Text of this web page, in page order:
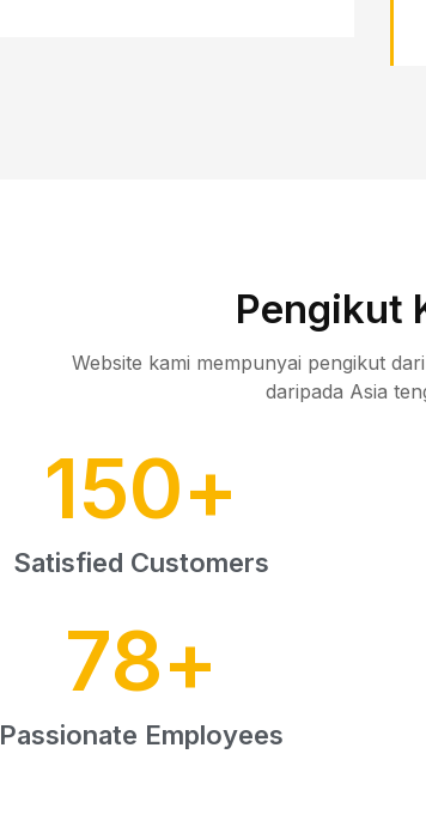
Pengikut
Website kami mempunyai pengikut
daripada Asia
150+
Satisfied Customers
78+
Passionate Employees